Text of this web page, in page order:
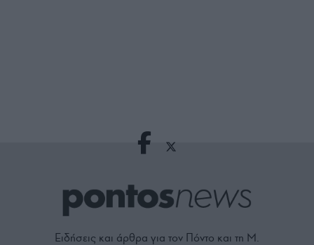
Ειδήσεις και άρθρα για τον Πόντο και τη Μ.